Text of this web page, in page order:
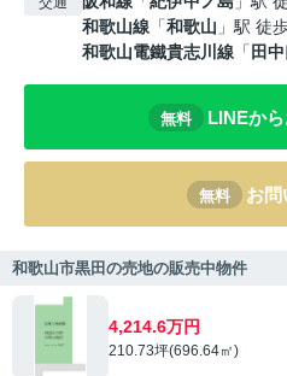
和歌山線 「和歌山 」駅 徒
和歌山電鐵貴志川線 「 田中
無料 LINEか
無料 お問
和歌山市黒田の売地の販売中物件
4,214.6万円
210.73坪(696.64㎡)